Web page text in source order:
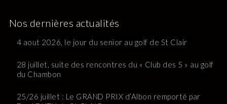
Nos dernières actualités
4 aout 2026, le jour du senior au golf de St Clair
28 juillet, suite des rencontres du « Club des 5 » au golf
du Chambon
25/26 juillet : Le GRAND PRIX d’Albon remporté par